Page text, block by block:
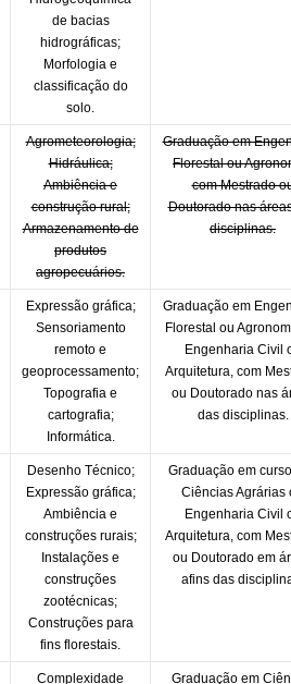
de bacias
hidrográficas;
Morfologia e
classificação do
solo.
Agrometeorologia;
Hidráulica;
Ambiência e
construção rural;
Armazenamento de
produtos
agropecuários.
Graduação em
Florestal ou
com Mestrado
Doutorado nas
disciplinas.
Expressão gráfica;
Sensoriamento
remoto e
geoprocessamento;
Topografia e
cartografia;
Informática.
Graduação em
Florestal ou
Engenharia Civil
Arquitetura, com
ou Doutorado nas
das disciplinas.
Desenho Técnico;
Expressão gráfica;
Ambiência e
construções rurais;
Instalações e
construções
zootécnicas;
Construções para
fins florestais.
Graduação em
Ciências Agrárias
Engenharia Civil
Arquitetura, com
ou Doutorado em
afins das
Complexidade
Graduação em